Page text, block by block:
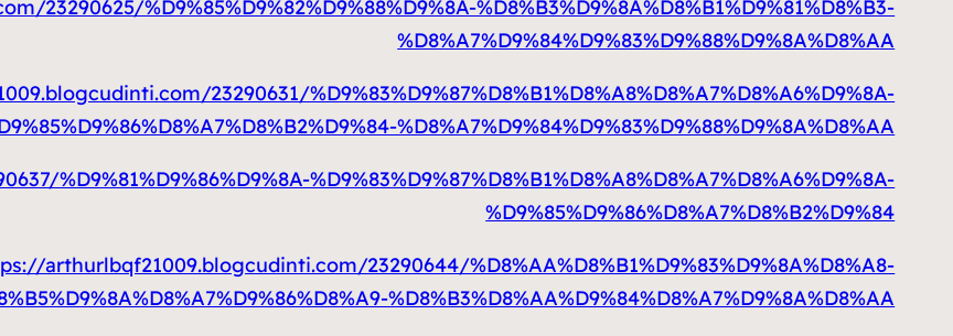
%D9%85%D9%82%D9%88%D9%8A-%D8%B3%D9%8A%D8%B1%D9%81%D8%B3-
%D8%A7%D9%84%D9%83%D9%88%D9%8A%D8%AA
23290631/%D9%83%D9%87%D8%B1%D8%A8%D8%A7%D8%A6%D9%8A-
%D8%A7%D9%84%D9%83%D9%88%D9%8A%D8%AA
%D9%81%D9%86%D9%8A-%D9%83%D9%87%D8%B1%D8%A8%D8%A7%D8%A6%D9%8A-
%D9%85%D9%86%D8%A7%D8%B2%D9%84
arthurlbqf21009.blogcudinti.com/23290644/%D8%AA%D8%B1%D9%83%D9%8A%D8%A8-
%D8%B3%D8%AA%D9%84%D8%A7%D9%8A%D8%AA